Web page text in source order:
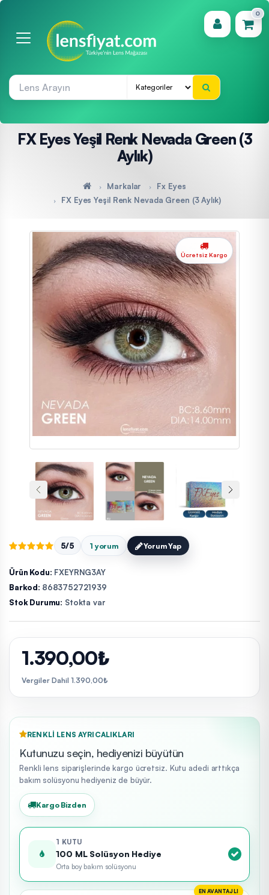
0
(0)
FX Eyes Yeşil Renk Nevada Green (3
Aylık)
Markalar
Fx Eyes
FX Eyes Yeşil Renk Nevada Green (3 Aylık)
Ücretsiz Kargo
5/5 1 yorum Yorum Yap
Ürün Kodu: FXEYRNG3AY
Barkod: 8683752721939
Stok Durumu: Stokta var
1.390,00₺
Vergiler Dahil 1.390,00₺
RENKLI LENS AYRICALIKLARI
Kutunuzu seçin, hediyenizi büyütün
Renkli lens siparişlerinde kargo ücretsiz. Kutu adedi arttıkça
bakım solüsyonu hediyeniz de büyür.
Kargo Bizden
1 KUTU
100 ML Solüsyon Hediye
Orta boy bakım solüsyonu
EN AVANTAJLI